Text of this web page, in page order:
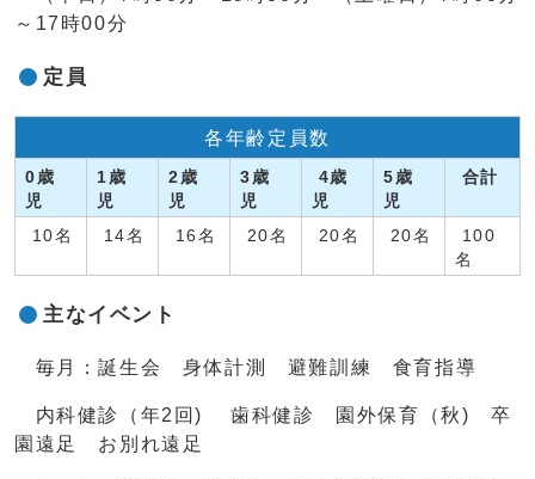
～17時00分
定員
各年齢定員数
0歳
児
1歳
児
2歳
児
3歳
児
4歳
児
5歳
児
合計
10名 14名 16名 20名 20名 20名
100
名
主なイベント
毎月：誕生会 身体計測 避難訓練 食育指導
内科健診（年2回) 歯科健診 園外保育（秋) 卒
園遠足 お別れ遠足